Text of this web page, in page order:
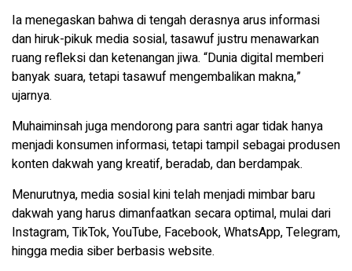
Ia menegaskan bahwa di tengah derasnya arus informasi
dan hiruk-pikuk media sosial, tasawuf justru menawarkan
ruang refleksi dan ketenangan jiwa. “Dunia digital memberi
banyak suara, tetapi tasawuf mengembalikan makna,”
ujarnya.
Muhaiminsah juga mendorong para santri agar tidak hanya
menjadi konsumen informasi, tetapi tampil sebagai produsen
konten dakwah yang kreatif, beradab, dan berdampak.
Menurutnya, media sosial kini telah menjadi mimbar baru
dakwah yang harus dimanfaatkan secara optimal, mulai dari
Instagram, TikTok, YouTube, Facebook, WhatsApp, Telegram,
hingga media siber berbasis website.